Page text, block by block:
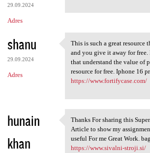
29.09.2024
Adres
shanu
29.09.2024
Adres
This is such a great
This is such a great resource
and you give it away for
that understand the value of
resource for free. Iphone 16
https://www.fortifycase.com/
hunain
khan
Thanks For sharing
Thanks For sharing this
Article to show my
useful For me Great Work.
https://www.sivalni-stroji.si/